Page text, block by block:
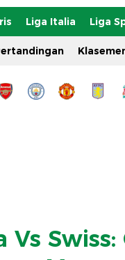
Liga Italia Liga
Vs